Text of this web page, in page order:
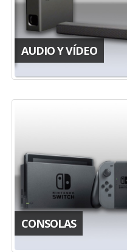
AUDIO Y VÍDEO
CONSOLAS